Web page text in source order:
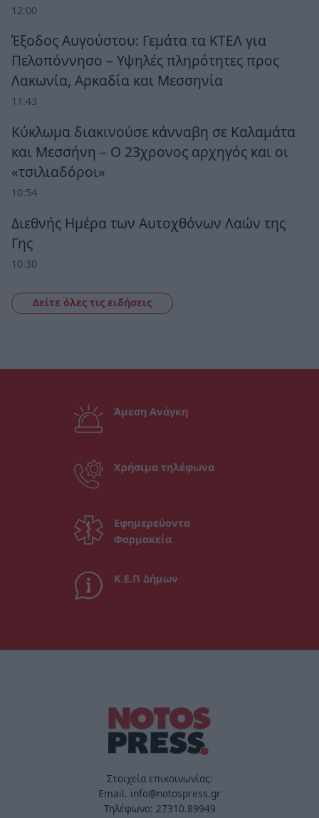
12:00
Έξοδος Αυγούστου: Γεμάτα τα ΚΤΕΛ για
Πελοπόννησο – Υψηλές πληρότητες προς
Λακωνία, Αρκαδία και Μεσσηνία
11:43
Κύκλωμα διακινούσε κάνναβη σε Καλαμάτα
και Μεσσήνη – Ο 23χρονος αρχηγός και οι
«τσιλιαδόροι»
10:54
Διεθνής Ημέρα των Αυτοχθόνων Λαών της
Γης
10:30
Δείτε όλες τις ειδήσεις
Άμεση Ανάγκη
Χρήσιμα τηλέφωνα
Εφημερεύοντα
Φαρμακεία
Κ.Ε.Π Δήμων
Στοιχεία επικοινωνίας:
Email. info@notospress.gr
Τηλέφωνο: 27310.89949